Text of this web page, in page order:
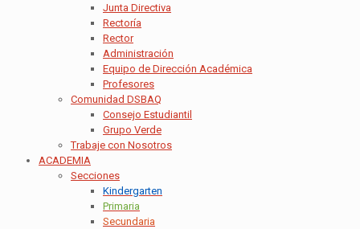
Junta Directiva
Rectoría
Rector
Administración
Equipo de Dirección Académica
Profesores
Comunidad DSBAQ
Consejo Estudiantil
Grupo Verde
Trabaje con Nosotros
ACADEMIA
Secciones
Kindergarten
Primaria
Secundaria